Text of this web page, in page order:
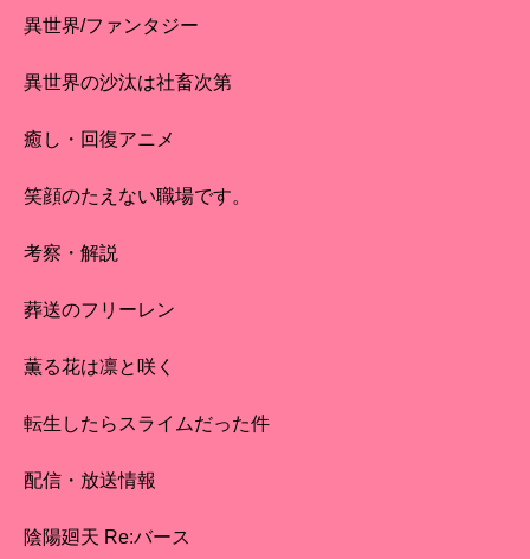
異世界/ファンタジー
異世界の沙汰は社畜次第
癒し・回復アニメ
笑顔のたえない職場です。
考察・解説
葬送のフリーレン
薫る花は凛と咲く
転生したらスライムだった件
配信・放送情報
陰陽廻天 Re:バース